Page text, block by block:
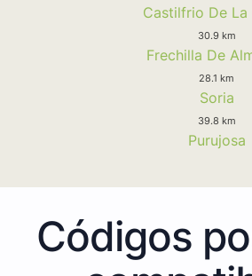
Castilfrio De La
30.9 km
Frechilla De
28.1 km
Soria
39.8 km
Purujosa
Códigos